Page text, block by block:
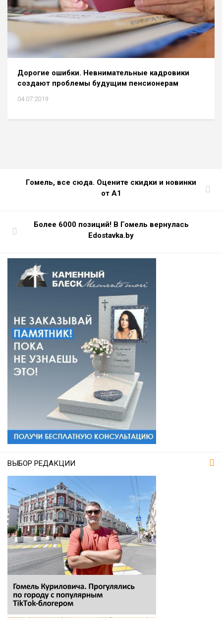
Дорогие ошибки. Невнимательные кадровики
создают проблемы будущим пенсионерам
04.07.2019
Гомель, все сюда. Оцените скидки и новинки
от А1
Более 6000 позиций! В Гомель вернулась
Edostavka.by
ВЫБОР РЕДАКЦИИ